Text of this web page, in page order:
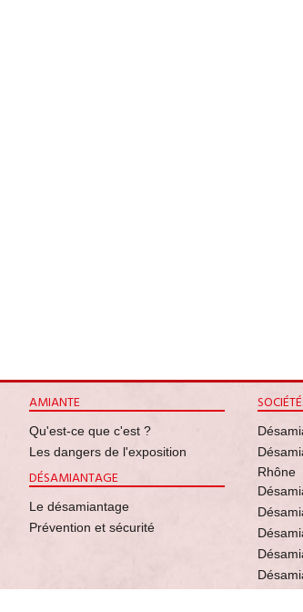
AMIANTE
Qu'est-ce que c'est ?
Les dangers de l'exposition
DÉSAMIANTAGE
Le désamiantage
Prévention et sécurité
Rhône